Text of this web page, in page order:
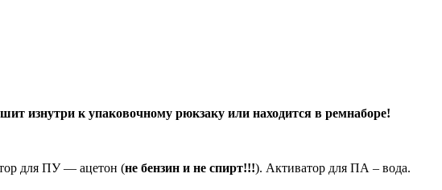
изнутри к упаковочному рюкзаку или находится в ремнаборе!
для ПУ — ацетон (не бензин и не спирт!!!). Активатор для ПА – вода.